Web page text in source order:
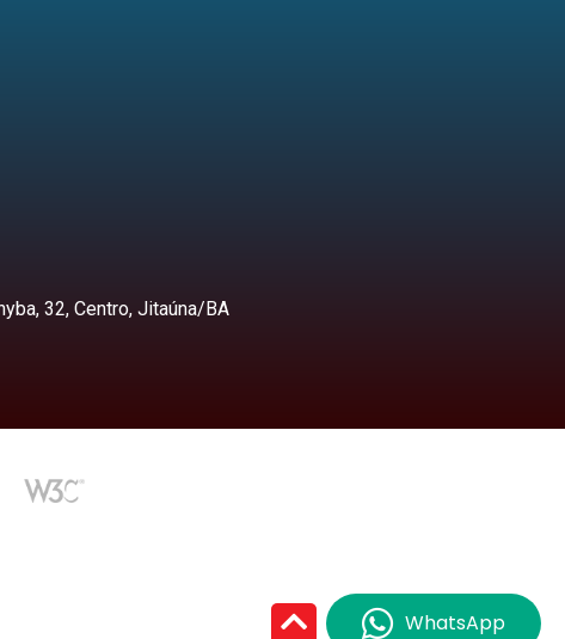
32, Centro, Jitaúna/BA
WhatsApp